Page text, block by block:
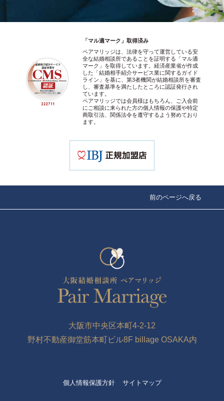
「マル適マーク」取得済み
ペアマリッジは、法律を守って運営している安
全な結婚相談所であることを証明する「マル適
マーク」を取得しています。経済産業省が作成
した「結婚相手紹介サービス業に関するガイド
ライン」を基に、第3者機関が結婚相談所を審査
し、審査基準を満たしたところに認証発行され
ています。
ペアマリッジでは会員様はもちろん、ご入会前
にご相談に来られた方の個人情報の保護や特定
商取引法、関係法令を遵守するよう努めており
ます。
前のページへ戻る
大阪市中央区本町4-2-12
野村不動産御堂筋本町ビル8F billage OSAKA内
個人情報保護方針 サイトマップ